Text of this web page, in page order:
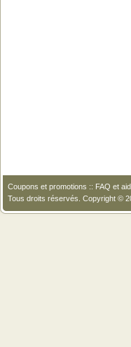
Coupons et promotions :: FAQ et
Tous droits réservés. Copyright ©